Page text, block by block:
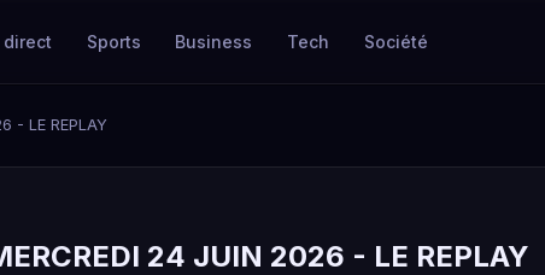
direct Sports Business Tech Société
- LE REPLAY
24 JUIN 2026 - LE REPLAY